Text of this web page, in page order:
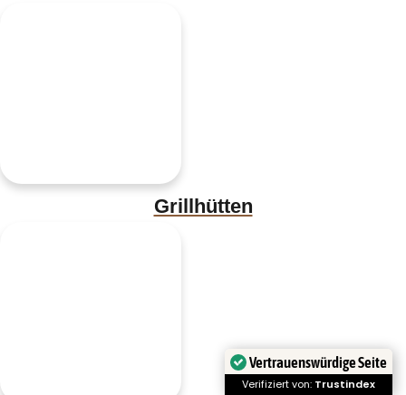
Grillhütten
Vertrauenswürdige Seite
Verifiziert von: Trustindex